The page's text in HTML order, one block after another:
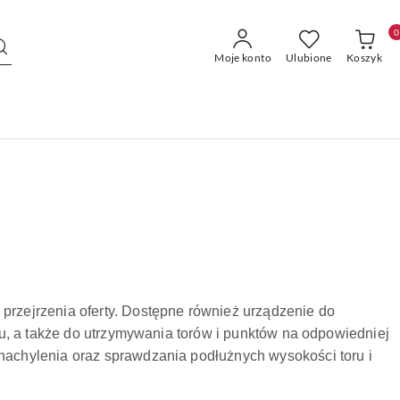
Moje konto Ulubione Koszyk
0
oferty. Dostępne również urządzenie do
a także do utrzymywania torów i punktów na odpowiedniej
oraz sprawdzania podłużnych wysokości toru i